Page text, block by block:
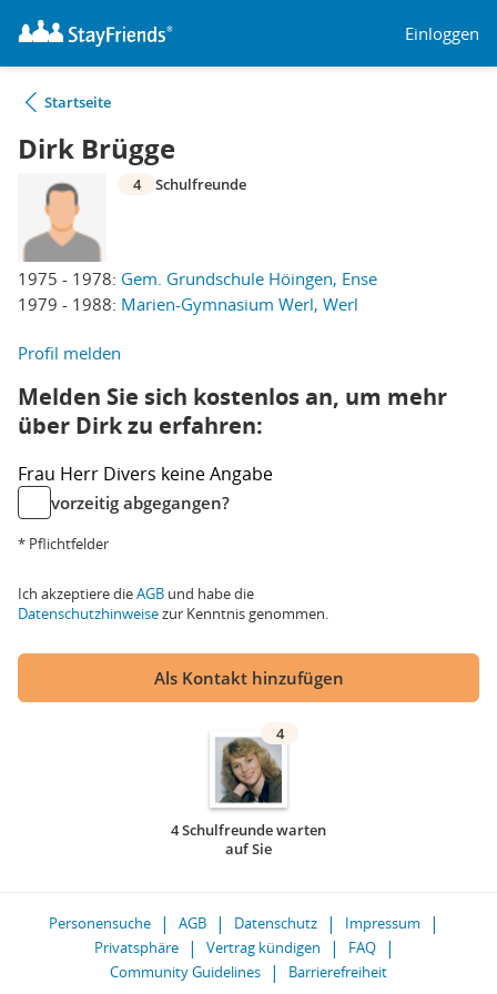
Einloggen
Startseite
Dirk Brügge
1975 - 1978: Gem. Grundschule Höingen, Ense
1979 - 1988: Marien-Gymnasium Werl, Werl
4 Schulfreunde
Profil melden
Melden Sie sich kostenlos an, um mehr
über Dirk zu erfahren:
Frau Herr Divers keine Angabe
vorzeitig abgegangen?
* Pflichtfelder
Ich akzeptiere dieAGB und habe die
Datenschutzhinweisezur Kenntnis genommen.
Als Kontakt hinzufügen
4
4 Schulfreunde warten
auf Sie
Personensuche AGB Datenschutz
Impressum
Privatsphäre
Vertrag kündigen
FAQ
Community Guidelines
Barrierefreiheit